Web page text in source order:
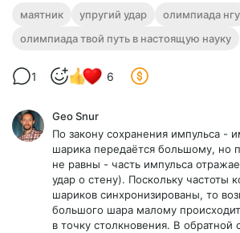
маятник упругий удар
олимпиада нгу
олимпиада твой путь в настоящую науку
1 6
Geo Snur
По закону сохранения импульса -
шарика передаётся большому, но
не равны - часть импульса
удар о стену). Поскольку частоты
шариков синхронизированы, то
большого шара малому
в точку столкновения. В обратной